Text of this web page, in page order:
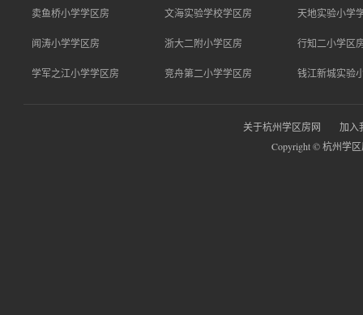
卖鱼桥小学学区房 文海实验学校学区房 天地实验小学
闻涛小学学区房 浙大二附小学区房 行知二小学区
学军之江小学学区房 竞舟第二小学学区房 钱江新城实验
关于杭州学区房网
加入
Copyright © 杭州学